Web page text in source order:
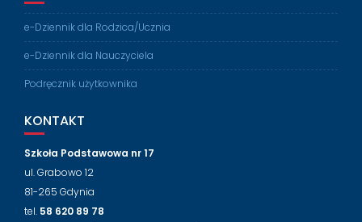
e-Dziennik dla Rodzica/Ucznia
e-Dziennik dla Nauczyciela
Podręcznik użytkownika
KONTAKT
Szkoła Podstawowa nr 17
ul. Grabowo 12
81-265 Gdynia
tel. 58 620 89 78